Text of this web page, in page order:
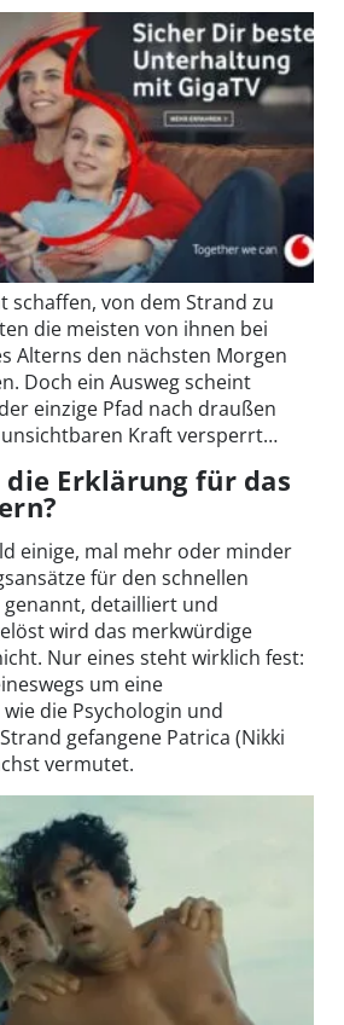
schaffen, von dem Strand zu
die meisten von ihnen bei
Alterns den nächsten Morgen
Doch ein Ausweg scheint
einzige Pfad nach draußen
Kraft versperrt…
die Erklärung für das
einige, mal mehr oder minder
für den schnellen
detailliert und
wird das merkwürdige
Nur eines steht wirklich fest:
um eine
die Psychologin und
gefangene Patrica (Nikki
vermutet.